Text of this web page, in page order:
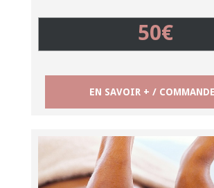
50€
EN SAVOIR + /